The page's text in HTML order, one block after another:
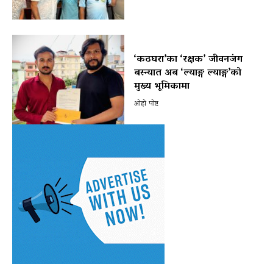
‘कठघरा’का ‘रक्षक’ जीवनजंग
बस्न्यात अब ‘ल्याङ्ग ल्याङ्ग’को
मुख्य भूमिकामा
ओहो पोष्ट